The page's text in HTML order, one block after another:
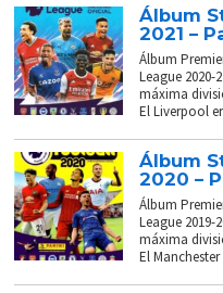
Álbum
2021 –
Álbum
League
máxima
El Liverpool
Álbum
2020 –
Álbum
League
máxima
El Manchester